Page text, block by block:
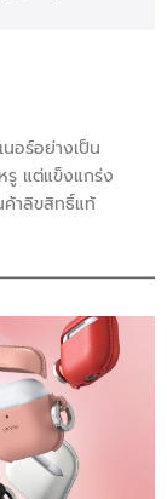
นอร์อย่างเป็น
รู แต่แข็งแกร่ง
าลิขสิทธิ์แท้